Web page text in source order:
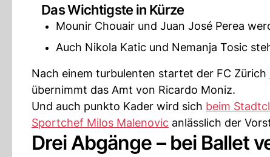
Das Wichtigste in Kürze
Mounir Chouair und Juan José Perea
Auch Nikola Katic und Nemanja Tosic
Nach einem turbulenten startet der FC Zürich
übernimmt das Amt von Ricardo Moniz.
Und auch punkto Kader wird sich beim
Sportchef Milos Malenovic anlässlich der
Drei Abgänge – bei Ballet